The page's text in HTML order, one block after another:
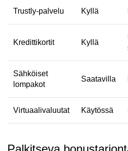
Trustly-palvelu Kyllä
Kredittikortit Kyllä
Sähköiset
lompakot
Saatavilla
Virtuaalivaluutat Käytössä